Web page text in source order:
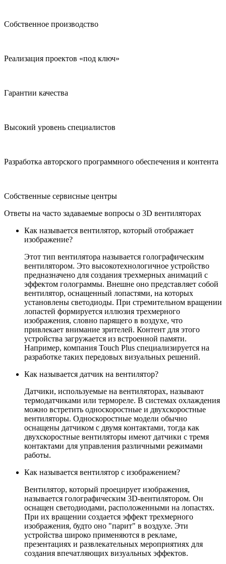
Собственное производство
Реализация проектов «под ключ»
Гарантии качества
Высокий уровень специалистов
Разработка авторского программного обеспечения и контента
Собственные сервисные центры
Ответы на часто задаваемые вопросы о 3D вентиляторах
Как называется вентилятор, который отображает
изображение?
Этот тип вентилятора называется голографическим
вентилятором. Это высокотехнологичное устройство
предназначено для создания трехмерных анимаций с
эффектом голограммы. Внешне оно представляет собой
вентилятор, оснащенный лопастями, на которых
установлены светодиоды. При стремительном вращении
лопастей формируется иллюзия трехмерного
изображения, словно парящего в воздухе, что
привлекает внимание зрителей. Контент для этого
устройства загружается из встроенной памяти.
Например, компания Touch Plus специализируется на
разработке таких передовых визуальных решений.
Как называется датчик на вентилятор?
Датчики, используемые на вентиляторах, называют
термодатчиками или термореле. В системах охлаждения
можно встретить односкоростные и двухскоростные
вентиляторы. Односкоростные модели обычно
оснащены датчиком с двумя контактами, тогда как
двухскоростные вентиляторы имеют датчики с тремя
контактами для управления различными режимами
работы.
Как называется вентилятор с изображением?
Вентилятор, который проецирует изображения,
называется голографическим 3D-вентилятором. Он
оснащен светодиодами, расположенными на лопастях.
При их вращении создается эффект трехмерного
изображения, будто оно "парит" в воздухе. Эти
устройства широко применяются в рекламе,
презентациях и развлекательных мероприятиях для
создания впечатляющих визуальных эффектов.